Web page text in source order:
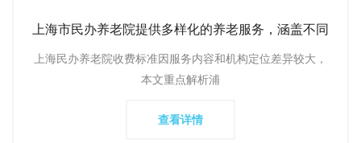
上海市民办养老院提供多样化的养老服务，涵盖不同
上海民办养老院收费标准因服务内容和机构定位差异较大，
本文重点解析浦
查看详情